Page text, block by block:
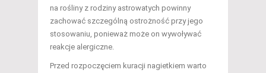
na rośliny z rodziny astrowatych powinny
zachować szczególną ostrożność przy jego
stosowaniu, ponieważ może on wywoływać
reakcje alergiczne.
Przed rozpoczęciem kuracji nagietkiem warto